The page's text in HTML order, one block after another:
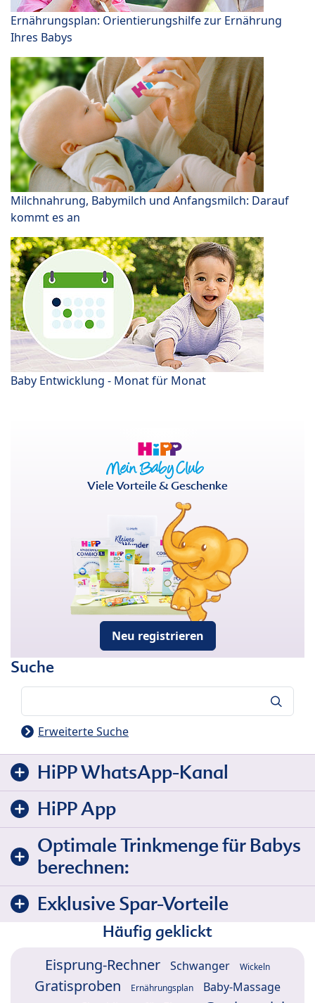
Ernährungsplan: Orientierungshilfe zur Ernährung
Ihres Babys
Milchnahrung, Babymilch und Anfangsmilch: Darauf
kommt es an
Baby Entwicklung - Monat für Monat
Viele Vorteile & Geschenke
Neu registrieren
Suche
Erweiterte Suche
HiPP WhatsApp-Kanal
HiPP App
Optimale Trinkmenge für Babys
berechnen:
Exklusive Spar-Vorteile
Häufig geklickt
Eisprung-Rechner Schwanger Wickeln
Gratisproben Ernährungsplan Baby-Massage